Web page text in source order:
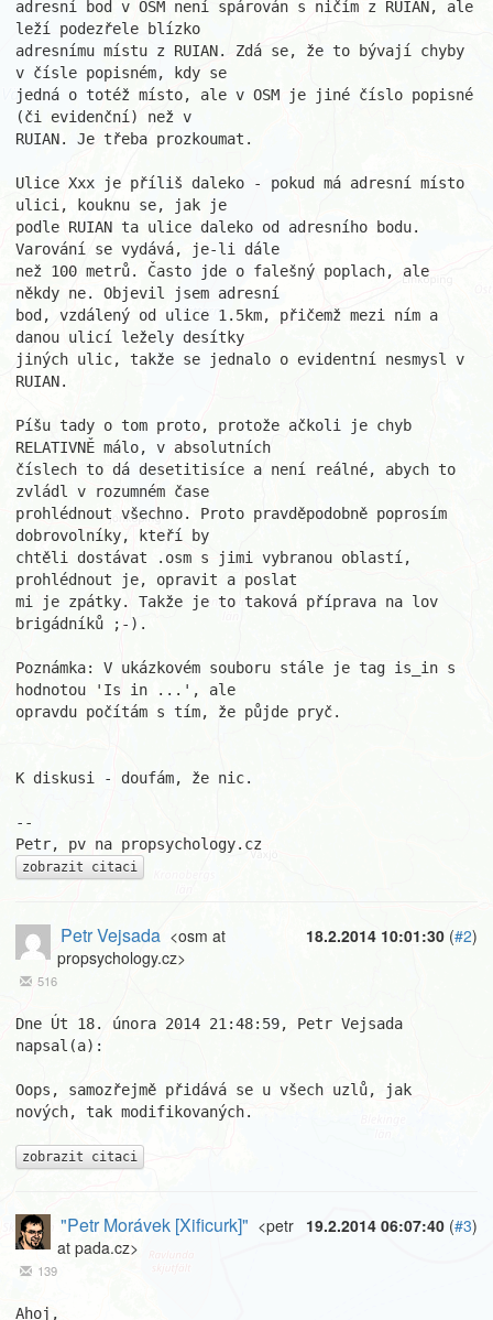
adresní bod v OSM není spárován s ničím z RUIAN, ale
leží podezřele blízko
adresnímu místu z RUIAN. Zdá se, že to bývají chyby
v čísle popisném, kdy se
jedná o totéž místo, ale v OSM je jiné číslo popisné
(či evidenční) než v
RUIAN. Je třeba prozkoumat.
Ulice Xxx je příliš daleko - pokud má adresní místo
ulici, kouknu se, jak je
podle RUIAN ta ulice daleko od adresního bodu.
Varování se vydává, je-li dále
než 100 metrů. Často jde o falešný poplach, ale
někdy ne. Objevil jsem adresní
bod, vzdálený od ulice 1.5km, přičemž mezi ním a
danou ulicí ležely desítky
jiných ulic, takže se jednalo o evidentní nesmysl v
RUIAN.
Píšu tady o tom proto, protože ačkoli je chyb
RELATIVNĚ málo, v absolutních
číslech to dá desetitisíce a není reálné, abych to
zvládl v rozumném čase
prohlédnout všechno. Proto pravděpodobně poprosím
dobrovolníky, kteří by
chtěli dostávat .osm s jimi vybranou oblastí,
prohlédnout je, opravit a poslat
mi je zpátky. Takže je to taková příprava na lov
brigádníků ;-).
Poznámka: V ukázkovém souboru stále je tag is_in s
hodnotou 'Is in ...', ale
opravdu počítám s tím, že půjde pryč.
K diskusi - doufám, že nic.
--
zobrazit citaci
18.2.2014 10:01:30 (#2)
Petr Vejsada <osm at
propsychology.cz>
516
Dne Út 18. února 2014 21:48:59, Petr Vejsada
napsal(a):
Oops, samozřejmě přidává se u všech uzlů, jak
nových, tak modifikovaných.
zobrazit citaci
19.2.2014 06:07:40 (#3)
"Petr Morávek [Xificurk]" <petr
at pada.cz>
139
Ahoj,